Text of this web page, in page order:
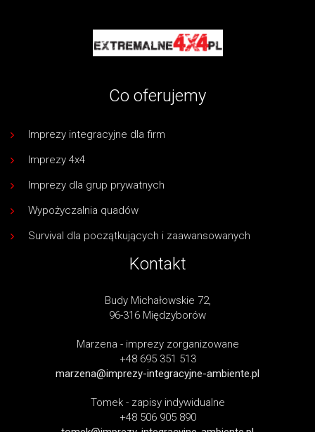
Co oferujemy
Imprezy integracyjne dla firm
Imprezy 4x4
Imprezy dla grup prywatnych
Wypożyczalnia quadów
Survival dla początkujących i zaawansowanych
Kontakt
Budy Michałowskie 72,
96-316 Międzyborów
Marzena - imprezy zorganizowane
+48 695 351 513
marzena@imprezy-integracyjne-ambiente.pl
Tomek - zapisy indywidualne
+48 506 905 890